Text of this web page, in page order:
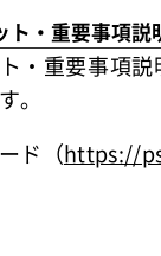
・重要事項説
・重要事項
。
ド（https://